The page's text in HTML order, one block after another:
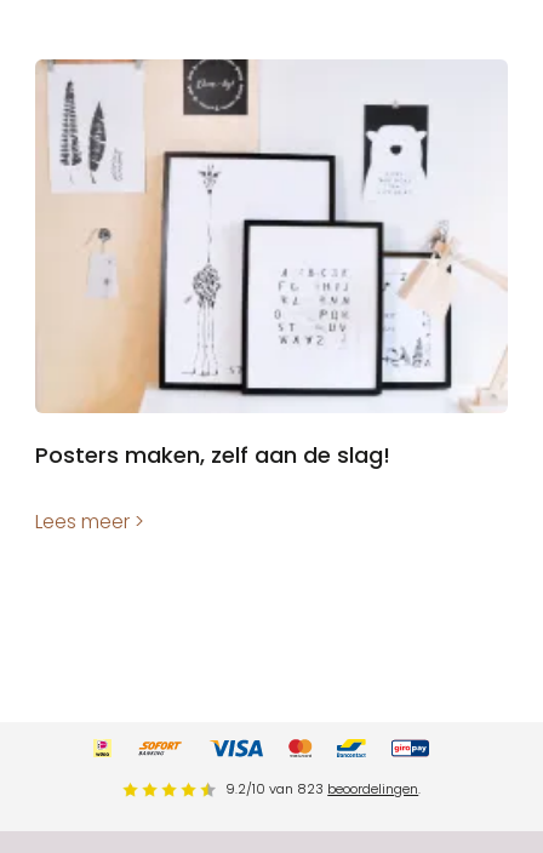
Posters maken, zelf aan de slag!
Lees meer >
9.2/10 van 823 beoordelingen.